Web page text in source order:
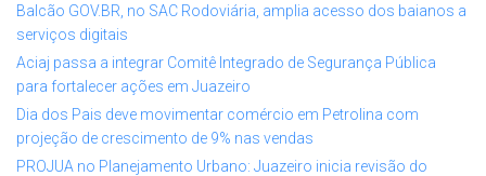
Balcão GOV.BR, no SAC Rodoviária, amplia acesso dos baianos a
serviços digitais
Aciaj passa a integrar Comitê Integrado de Segurança Pública
para fortalecer ações em Juazeiro
Dia dos Pais deve movimentar comércio em Petrolina com
projeção de crescimento de 9% nas vendas
PROJUA no Planejamento Urbano: Juazeiro inicia revisão do